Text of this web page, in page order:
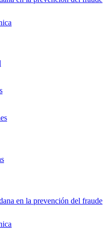
en la prevención del fraude